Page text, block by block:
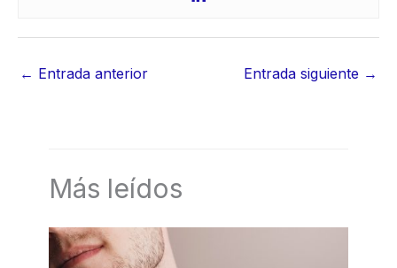
← Entrada anterior Entrada siguiente →
Más leídos